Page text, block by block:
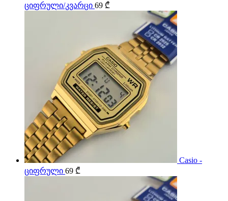
ციფრული/კვარცი 69 ₾
Casio -
ციფრული 69 ₾